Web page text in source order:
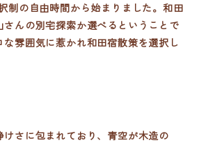
制の自由時間から始まりました。和田
さんの別宅探索か選べるということで
な雰囲気に惹かれ和田宿散策を選択し
。
けさに包まれており、青空が木造の